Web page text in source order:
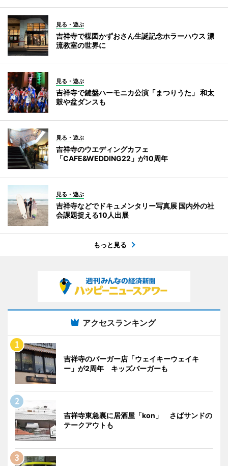
見る・遊ぶ
吉祥寺で楳図かずおさん生誕記念ホラーハウス 漂
流教室の世界に
見る・遊ぶ
吉祥寺で鍵盤ハーモニカ公演「まつりうた」 和太
鼓や盆ダンスも
見る・遊ぶ
吉祥寺のウエディングカフェ
「CAFE&WEDDING22」が10周年
見る・遊ぶ
吉祥寺などでドキュメンタリー写真展 国内外の社
会課題捉える10人出展
もっと見る
アクセスランキング
吉祥寺のバーガー店「ウェイキーウェイキ
ー」が2周年 キッズバーガーも
吉祥寺東急裏に居酒屋「kon」 さばサンドの
テークアウトも